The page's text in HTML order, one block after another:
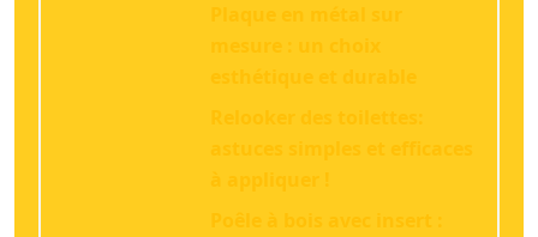
Plaque en métal sur
mesure : un choix
esthétique et durable
Relooker des toilettes:
astuces simples et efficaces
à appliquer !
Poêle à bois avec insert :